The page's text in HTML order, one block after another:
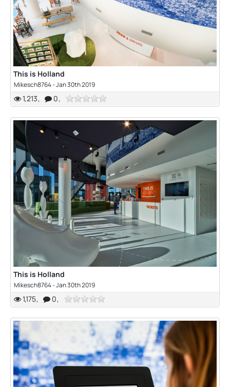
This is Holland
Mikesch8764-Jan 30th 2019
1,213 0
This is Holland
Mikesch8764-Jan 30th 2019
1,175 0